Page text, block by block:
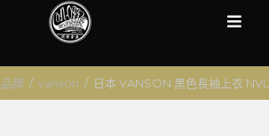
牌 / vanson / 日本 VANSON 黑色長袖上衣